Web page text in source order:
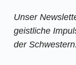
Unser
geistliche
der Schwestern.